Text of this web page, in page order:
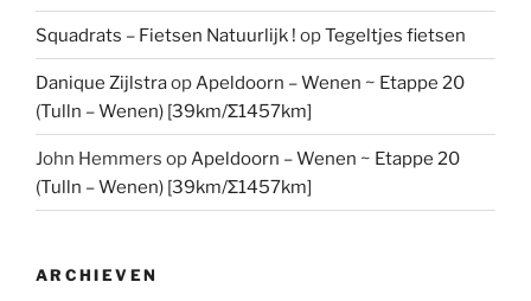
Squadrats – Fietsen Natuurlijk ! opTegeltjes fietsen
Danique Zijlstraop Apeldoorn – Wenen ~ Etappe 20
(Tulln – Wenen) [39km/Σ1457km]
John Hemmers op Apeldoorn – Wenen ~ Etappe 20
(Tulln – Wenen) [39km/Σ1457km]
ARCHIEVEN